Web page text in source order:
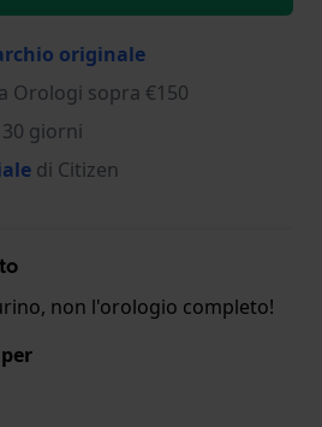
originale
Orologi sopra €150
giorni
di Citizen
non l'orologio completo!